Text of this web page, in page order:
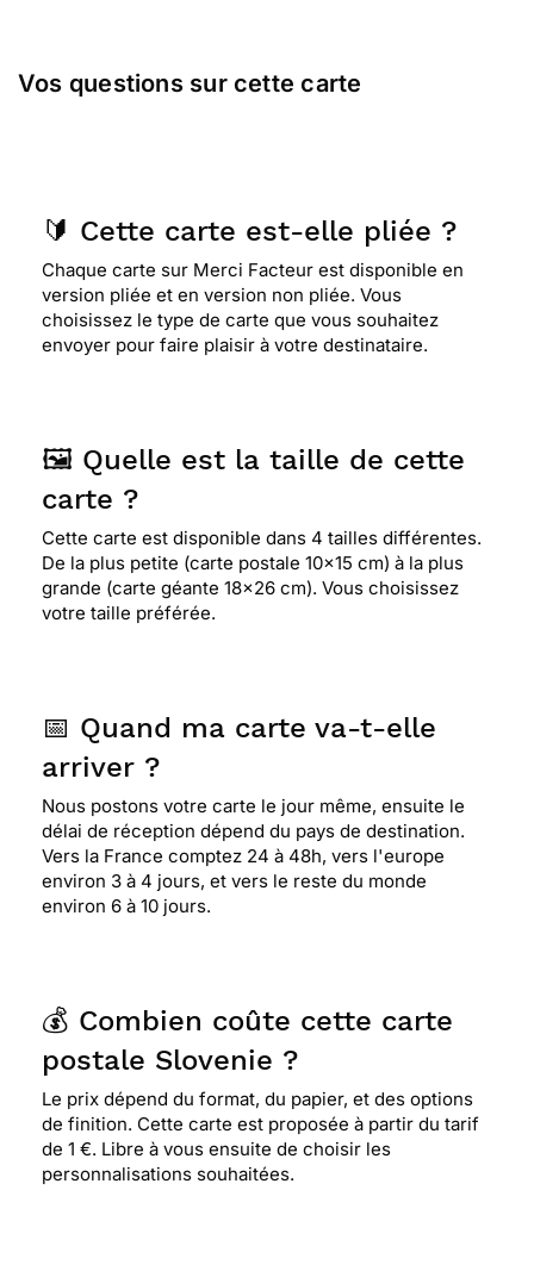
Vos questions sur cette carte
🔰 Cette carte est-elle pliée ?
Chaque carte sur Merci Facteur est disponible en
version pliée et en version non pliée. Vous
choisissez le type de carte que vous souhaitez
envoyer pour faire plaisir à votre destinataire.
🖼️ Quelle est la taille de cette
carte ?
Cette carte est disponible dans 4 tailles différentes.
De la plus petite (carte postale 10x15 cm) à la plus
grande (carte géante 18x26 cm). Vous choisissez
votre taille préférée.
📅 Quand ma carte va-t-elle
arriver ?
Nous postons votre carte le jour même, ensuite le
délai de réception dépend du pays de destination.
Vers la France comptez 24 à 48h, vers l'europe
environ 3 à 4 jours, et vers le reste du monde
environ 6 à 10 jours.
💰 Combien coûte cette carte
postale Slovenie ?
Le prix dépend du format, du papier, et des options
de finition. Cette carte est proposée à partir du tarif
de 1 €. Libre à vous ensuite de choisir les
personnalisations souhaitées.